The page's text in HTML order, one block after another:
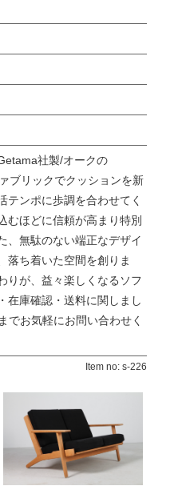
社製/オークの
ブリックでクッションを新
テンポに歩調を合わせてく
むほどに信頼が高まり特別
、無駄のない端正なデザイ
落ち着いた空間を創りま
りが、益々楽しくなるソフ
在庫確認・送料に関しまし
までお気軽にお問い合わせく
Item no: s-226